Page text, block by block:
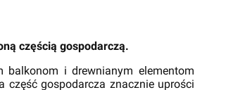
częścią gospodarczą.
balkonom i drewnianym elementom
część gospodarcza znacznie uprości